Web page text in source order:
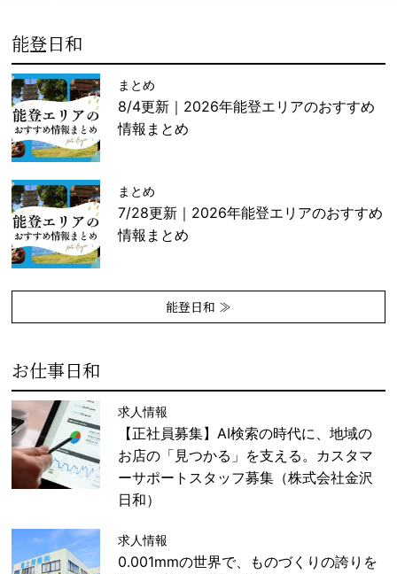
能登日和
まとめ
8/4更新｜2026年能登エリアのおすすめ
情報まとめ
まとめ
7/28更新｜2026年能登エリアのおすすめ
情報まとめ
能登日和 ≫
お仕事日和
求人情報
【正社員募集】AI検索の時代に、地域の
お店の「見つかる」を支える。カスタマ
ーサポートスタッフ募集（株式会社金沢
日和）
求人情報
0.001mmの世界で、ものづくりの誇りを